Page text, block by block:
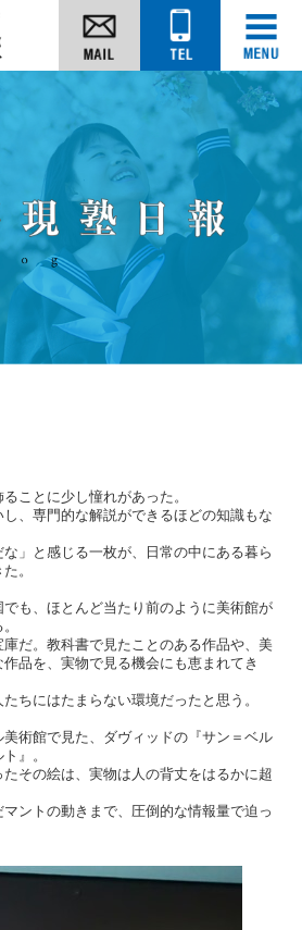
ことに少し憧れがあった。
、専門的な解説ができるほどの知識もな
」と感じる一枚が、日常の中にある暮ら
。
も、ほとんど当たり前のように美術館が
だ。教科書で見たことのある作品や、美
品を、実物で見る機会にも恵まれてき
ちにはたまらない環境だったと思う。
術館で見た、ダヴィッドの『サン＝ベル
』。
その絵は、実物は人の背丈をはるかに超
ントの動きまで、圧倒的な情報量で迫っ